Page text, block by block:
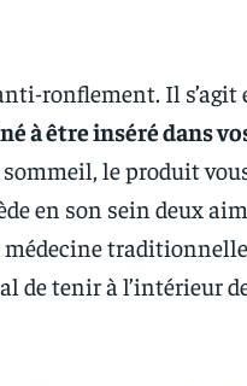
ronflement. Il s’agit
à être inséré dans
le produit
en son sein deux
médecine traditionnelle
de tenir à l’intérieur